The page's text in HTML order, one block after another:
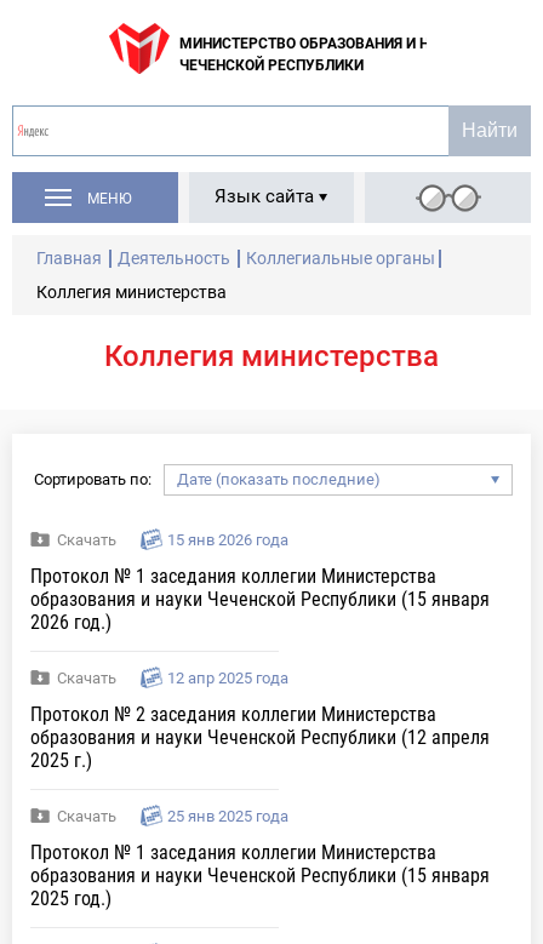
МИНИСТЕРСТВО ОБРАЗОВАНИЯ И НАУКИ
ЧЕЧЕНСКОЙ РЕСПУБЛИКИ
МЕНЮ Язык сайта
Главная Деятельность
Коллегиальные органы
Коллегия министерства
Коллегия министерства
Сортировать по:
Скачать 15 янв 2026 года
Протокол № 1 заседания коллегии Министерства
образования и науки Чеченской Республики (15 января
2026 год.)
Скачать 12 апр 2025 года
Протокол № 2 заседания коллегии Министерства
образования и науки Чеченской Республики (12 апреля
2025 г.)
Скачать 25 янв 2025 года
Протокол № 1 заседания коллегии Министерства
образования и науки Чеченской Республики (15 января
2025 год.)